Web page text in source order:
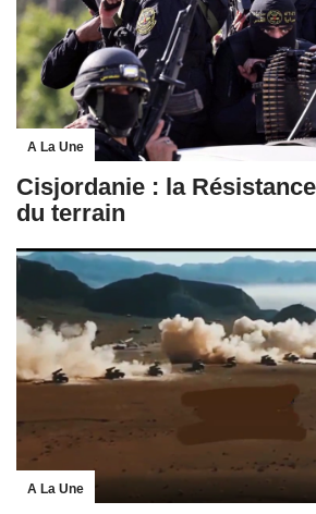
A La Une
Cisjordanie : la
du terrain
A La Une